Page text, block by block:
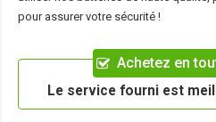
pour assurer votre sécurité !
Achetez en
Le service fourni est